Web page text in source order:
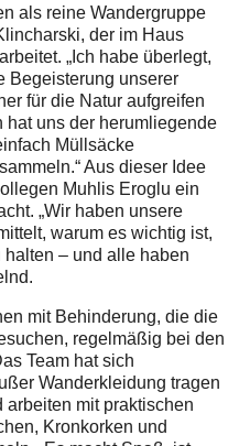
als reine Wandergruppe
der im Haus
„Ich habe überlegt,
Begeisterung unserer
für die Natur aufgreifen
uns der herumliegende
Müllsäcke
Aus dieser Idee
Muhlis Eroglu ein
„Wir haben unsere
warum es wichtig ist,
– und alle haben
mit Behinderung, die die
regelmäßig bei den
Team hat sich
Wanderkleidung tragen
mit praktischen
Kronkorken und